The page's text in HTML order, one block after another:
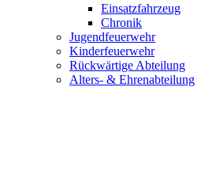
Einsatzfahrzeug
Chronik
Jugendfeuerwehr
Kinderfeuerwehr
Rückwärtige Abteilung
Alters- & Ehrenabteilung